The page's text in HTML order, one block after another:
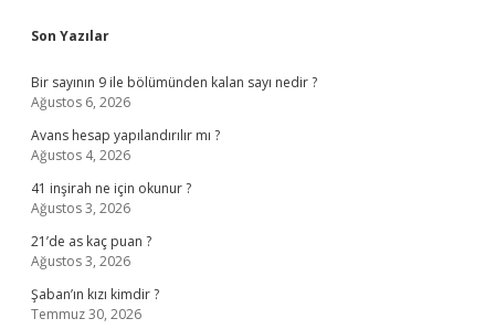
Sidebar
Son Yazılar
Bir sayının 9 ile bölümünden kalan sayı nedir ?
Ağustos 6, 2026
Avans hesap yapılandırılır mı ?
Ağustos 4, 2026
41 inşirah ne için okunur ?
Ağustos 3, 2026
21’de as kaç puan ?
Ağustos 3, 2026
Şaban’ın kızı kimdir ?
Temmuz 30, 2026